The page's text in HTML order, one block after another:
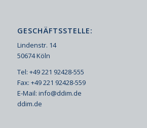
GESCHÄFTSSTELLE:
Lindenstr. 14
50674 Köln
Tel: +49 221 92428-555
Fax: +49 221 92428-559
E-Mail: info@ddim.de
ddim.de